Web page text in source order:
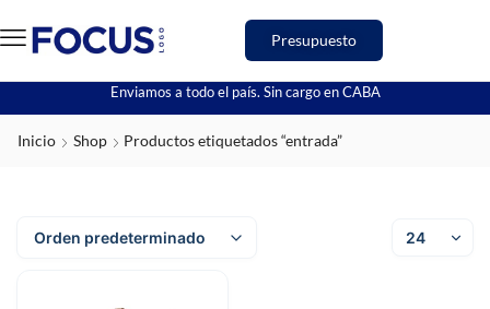
Presupuesto
Enviamos a todo el país. Sin cargo en CABA
Inicio Shop Productos etiquetados “entrada”